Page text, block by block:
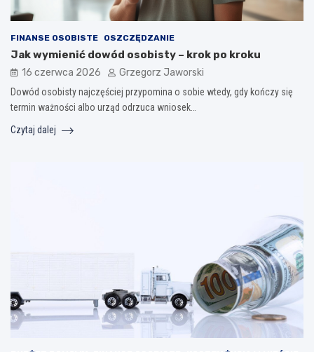
FINANSE OSOBISTE OSZCZĘDZANIE
Jak wymienić dowód osobisty – krok po kroku
16 czerwca 2026 Grzegorz Jaworski
Dowód osobisty najczęściej przypomina o sobie wtedy, gdy kończy się
termin ważności albo urząd odrzuca wniosek…
Czytaj dalej